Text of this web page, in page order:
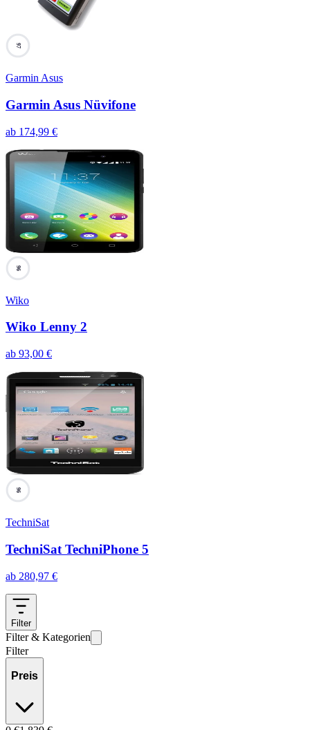
97
Garmin Asus
Garmin Asus Nüvifone
ab 174,99 €
96
Wiko
Wiko Lenny 2
ab 93,00 €
96
TechniSat
TechniSat TechniPhone 5
ab 280,97 €
Filter
Filter & Kategorien
Filter
Preis